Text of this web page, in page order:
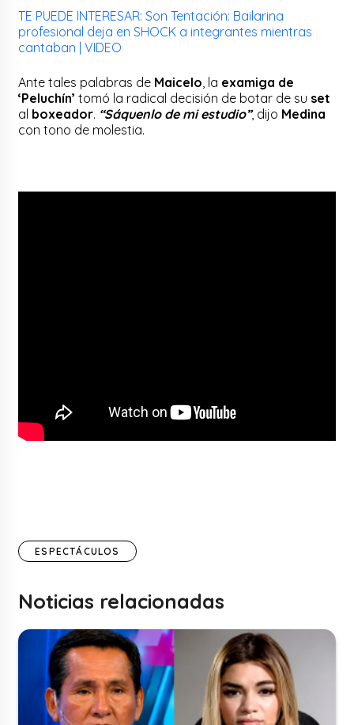
TE PUEDE INTERESAR: Son Tentación: Bailarina
profesional deja en SHOCK a integrantes mientras
cantaban | VIDEO
Ante tales palabras de Maicelo , la examiga de
‘Peluchín’ tomó la radical decisión de botar de su set
al boxeador. “Sáquenlo de mi estudio”, dijo Medina
con tono de molestia.
ESPECTÁCULOS
Noticias relacionadas